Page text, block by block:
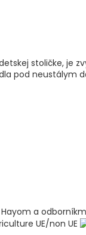
stoličke, je
pod neustálym
a